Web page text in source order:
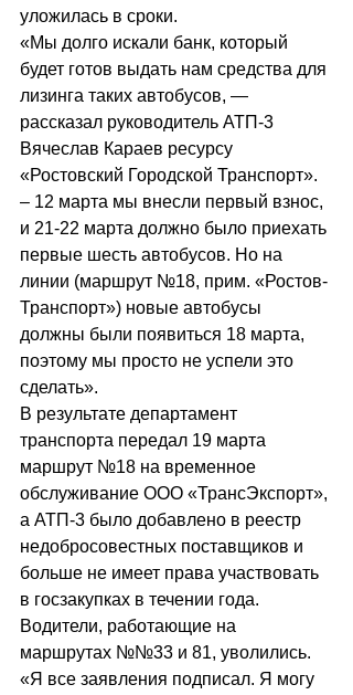
уложилась в сроки.
«Мы долго искали банк, который
будет готов выдать нам средства для
лизинга таких автобусов, —
рассказал руководитель АТП-3
Вячеслав Караев ресурсу
«Ростовский Городской Транспорт».
– 12 марта мы внесли первый взнос,
и 21-22 марта должно было приехать
первые шесть автобусов. Но на
линии (маршрут №18, прим. «Ростов-
Транспорт») новые автобусы
должны были появиться 18 марта,
поэтому мы просто не успели это
сделать».
В результате департамент
транспорта передал 19 марта
маршрут №18 на временное
обслуживание ООО «ТрансЭкспорт»,
а АТП-3 было добавлено в реестр
недобросовестных поставщиков и
больше не имеет права участвовать
в госзакупках в течении года.
Водители, работающие на
маршрутах №№33 и 81, уволились.
«Я все заявления подписал. Я могу